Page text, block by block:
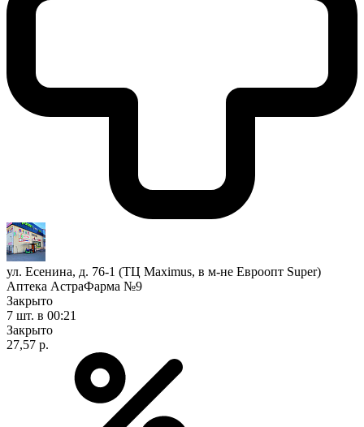
ул. Есенина, д. 76-1 (ТЦ Maximus, в м-не Евроопт Super)
Аптека АстраФарма №9
Закрыто
7 шт. в 00:21
Закрыто
27,57 р.